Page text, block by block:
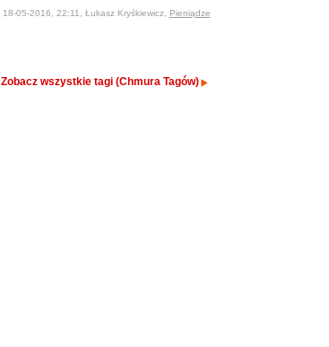
18-05-2016, 22:11, Łukasz Kryśkiewicz, Pieniądze
Zobacz wszystkie tagi (Chmura Tagów)